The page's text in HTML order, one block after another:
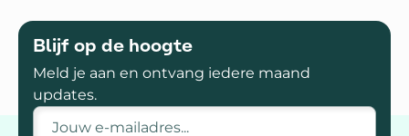
Blijf op de hoogte
Meld je aan en ontvang iedere maand
updates.
E-mailadres